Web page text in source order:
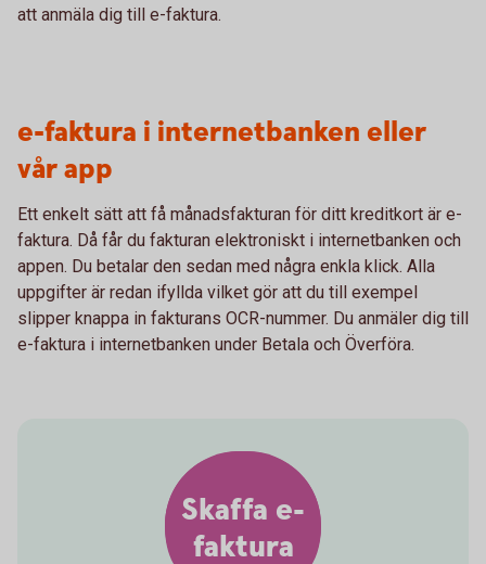
att anmäla dig till e-faktura.
e-faktura i internetbanken eller
vår app
Ett enkelt sätt att få månadsfakturan för ditt kreditkort är e-
faktura. Då får du fakturan elektroniskt i internetbanken och
appen. Du betalar den sedan med några enkla klick. Alla
uppgifter är redan ifyllda vilket gör att du till exempel
slipper knappa in fakturans OCR-nummer. Du anmäler dig till
e-faktura i internetbanken under Betala och Överföra.
Skaffa e-
faktura